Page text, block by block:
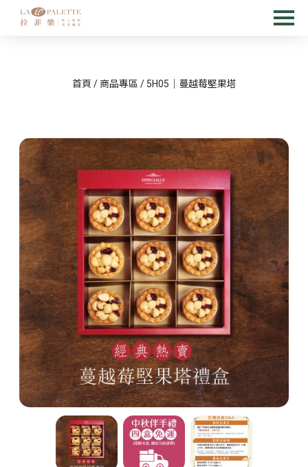
首頁 / 商品專區 / 5H05｜蔓越莓堅果塔